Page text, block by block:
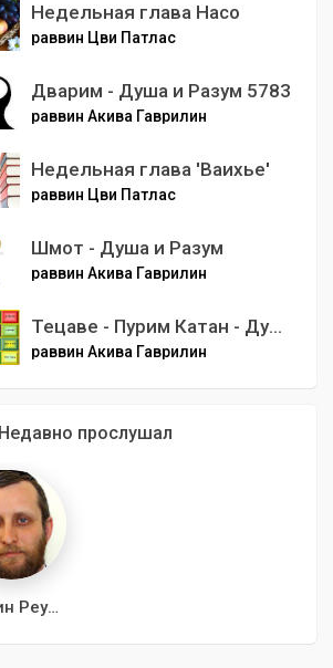
Недельная глава Насо
раввин Цви Патлас
Дварим - Душа и Разум 5783
раввин Акива Гаврилин
Недельная глава 'Ваихье'
раввин Цви Патлас
Шмот - Душа и Разум
раввин Акива Гаврилин
Тецаве - Пурим Катан - Душа и Разум 5784
раввин Акива Гаврилин
Недавно прослушал
раввин Реувен Куклин